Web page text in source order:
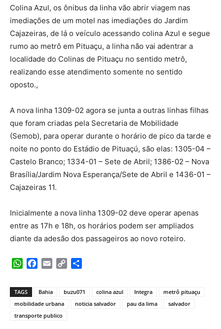
Colina Azul, os ônibus da linha vão abrir viagem nas
imediações de um motel nas imediações do Jardim
Cajazeiras, de lá o veículo acessando colina Azul e segue
rumo ao metrô em Pituaçu, a linha não vai adentrar a
localidade do Colinas de Pituaçu no sentido metrô,
realizando esse atendimento somente no sentido
oposto.,
A nova linha 1309-02 agora se junta a outras linhas filhas
que foram criadas pela Secretaria de Mobilidade
(Semob), para operar durante o horário de pico da tarde e
noite no ponto do Estádio de Pituaçú, são elas: 1305-04 –
Castelo Branco; 1334-01 – Sete de Abril; 1386-02 – Nova
Brasília/Jardim Nova Esperança/Sete de Abril e 1436-01 –
Cajazeiras 11.
Inicialmente a nova linha 1309-02 deve operar apenas
entre as 17h e 18h, os horários podem ser ampliados
diante da adesão dos passageiros ao novo roteiro.
WhatsApp
Facebook
Email Copy
TAGS Bahia buzu071 colina azul Integra
metrô pituaçu
mobilidade urbana
noticia salvador pau da lima
salvador
transporte publico